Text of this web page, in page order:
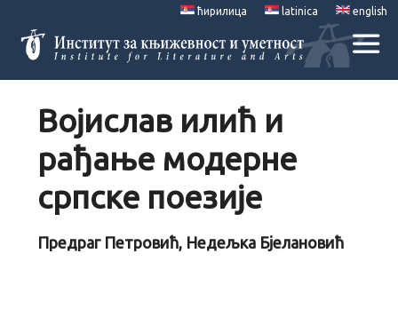
ћирилица latinica english
Војислав илић и
рађање модерне
српске поезије
Предраг Петровић, Недељка Бјелановић